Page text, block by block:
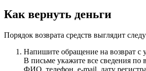
Как вернуть деньги
Порядок возврата средств выглядит
Напишите обращение на возврат с
В письме укажите все сведения
ФИО, телефон, e-mail, дату